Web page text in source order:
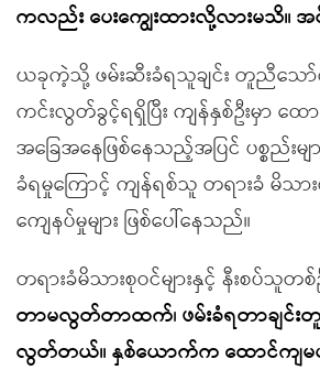
ကလည်း ပေးကျွေးထားလို့လားမသိ။ အ
ယခုကဲ့သို့ ဖမ်းဆီးခံရသူချင်း တူညီသေ
ကင်းလွတ်ခွင့်ရရှိပြီး ကျန်နှစ်ဦးမှာ ထ
အခြေအနေဖြစ်နေသည့်အပြင် ပစ္စည်းမျ
ခံရမှုကြောင့် ကျန်ရစ်သူ တရားခံ မိသား
ကျေနပ်မှုများ ဖြစ်ပေါ်နေသည်။
တရားခံမိသားစုဝင်များနှင့် နီးစပ်သူတ
တာမလွတ်တာထက်၊ ဖမ်းခံရတာချ
လွတ်တယ်။ နှစ်ယောက်က ထောင်ကျမ